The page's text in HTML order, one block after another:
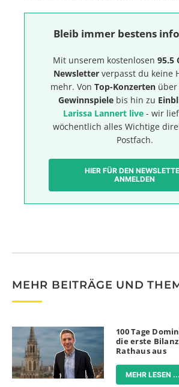
Bleib immer bestens
Mit unserem kostenlosen 95.5
Newsletterverpasst du keine
mehr. Von Top-Konzerten über
Gewinnspiele bis hin zu
Larissa Lannert live- wir
wöchentlich alles Wichtige
Postfach.
HIER FÜR DEN
ANMELDEN
MEHR BEITRÄGE UND
100 Tage
die erste
Rathaus aus
MEHR LESEN ...